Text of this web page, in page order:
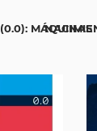
MÁQUINAS